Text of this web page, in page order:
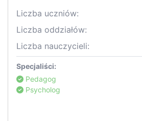
Liczba uczniów:
Liczba oddziałów:
Liczba nauczycieli:
Specjaliści:
Pedagog
Psycholog